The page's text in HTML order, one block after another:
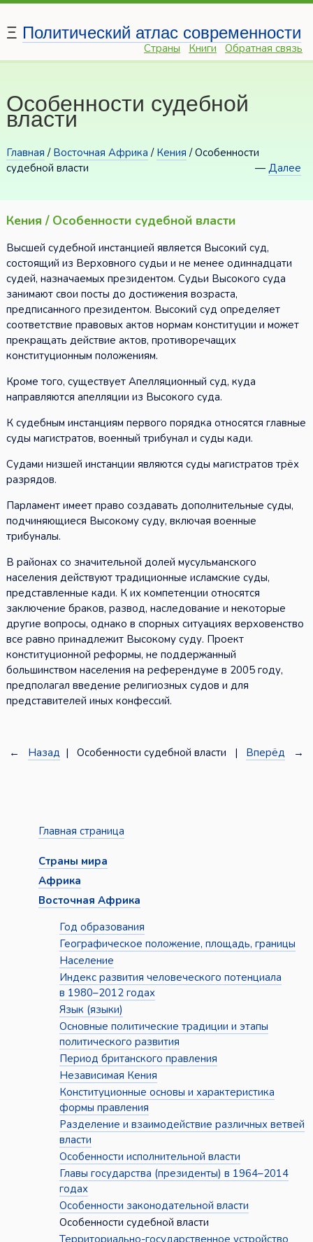
Ξ Политический атлас современности
Страны Книги Обратная связь
Особенности судебной
власти
Главная / Восточная Африка / Кения / Особенности
судебной власти
—Далее
Кения / Особенности судебной власти
Высшей судебной инстанцией является Высокий суд,
состоящий из Верховного судьи и не менее одиннадцати
судей, назначаемых президентом. Судьи Высокого суда
занимают свои посты до достижения возраста,
предписанного президентом. Высокий суд определяет
соответствие правовых актов нормам конституции и может
прекращать действие актов, противоречащих
конституционным положениям.
Кроме того, существует Апелляционный суд, куда
направляются апелляции из Высокого суда.
К судебным инстанциям первого порядка относятся главные
суды магистратов, военный трибунал и суды кади.
Судами низшей инстанции являются суды магистратов трёх
разрядов.
Парламент имеет право создавать дополнительные суды,
подчиняющиеся Высокому суду, включая военные
трибуналы.
В районах со значительной долей мусульманского
населения действуют традиционные исламские суды,
представленные кади. К их компетенции относятся
заключение браков, развод, наследование и некоторые
другие вопросы, однако в спорных ситуациях верховенство
все равно принадлежит Высокому суду. Проект
конституционной реформы, не поддержанный
большинством населения на референдуме в 2005 году,
предполагал введение религиозных судов и для
представителей иных конфессий.
← Назад | Особенности судебной власти | Вперёд →
Главная страница
Страны мира
Африка
Восточная Африка
Год образования
Географическое положение, площадь, границы
Население
Индекс развития человеческого потенциала
в 1980–2012 годах
Язык (языки)
Основные политические традиции и этапы
политического развития
Период британского правления
Независимая Кения
Конституционные основы и характеристика
формы правления
Разделение и взаимодействие различных ветвей
власти
Особенности исполнительной власти
Главы государства (президенты) в 1964–2014
годах
Особенности законодательной власти
Особенности судебной власти